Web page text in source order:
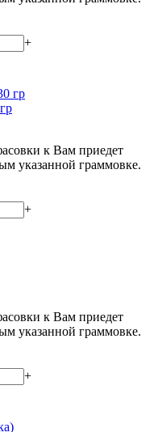
+
к Вам приедет
указанной граммовке.
+
к Вам приедет
указанной граммовке.
+